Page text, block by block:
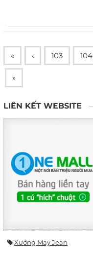
« ‹ 103 104
»
LIÊN KẾT WEBSITE
Xưởng May Jean